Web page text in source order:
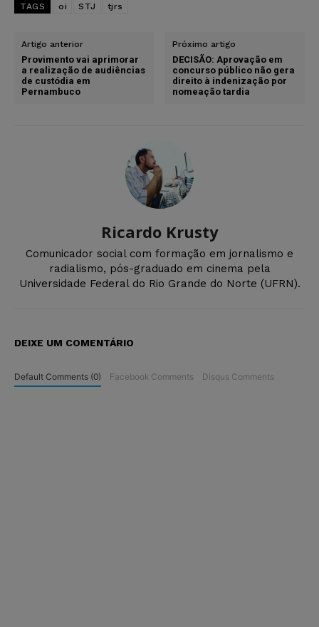
TAGS oi STJ tjrs
Artigo anterior
Provimento vai aprimorar
a realização de audiências
de custódia em
Pernambuco
Próximo artigo
DECISÃO: Aprovação em
concurso público não gera
direito à indenização por
nomeação tardia
Ricardo Krusty
Comunicador social com formação em jornalismo e
radialismo, pós-graduado em cinema pela
Universidade Federal do Rio Grande do Norte (UFRN).
DEIXE UM COMENTÁRIO
Default Comments (0) Facebook Comments Disqus Comments